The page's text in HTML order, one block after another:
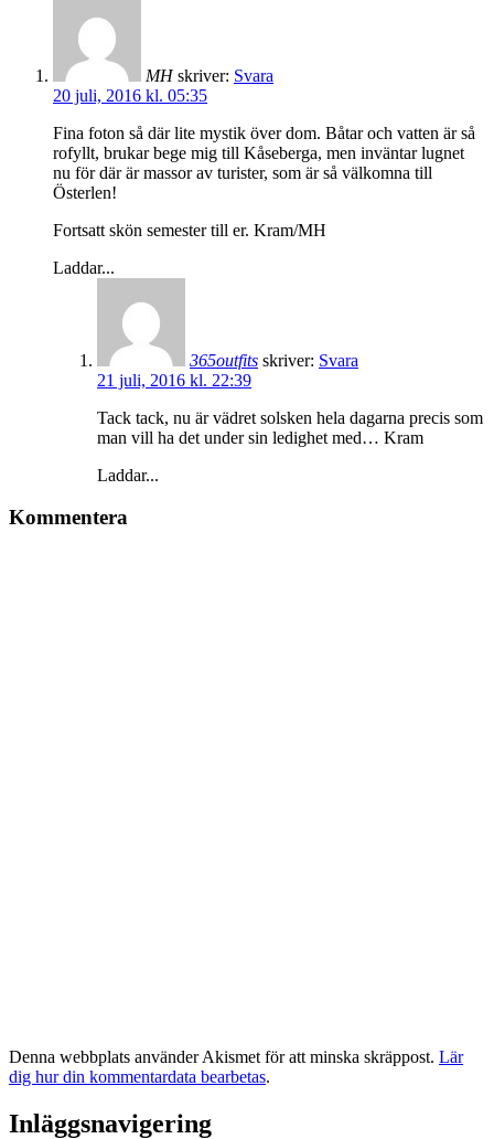
MH skriver: Svara
20 juli, 2016 kl. 05:35
Fina foton så där lite mystik över dom. Båtar och vatten är så
rofyllt, brukar bege mig till Kåseberga, men inväntar lugnet
nu för där är massor av turister, som är så välkomna till
Österlen!
Fortsatt skön semester till er. Kram/MH
Laddar...
365outfits skriver: Svara
21 juli, 2016 kl. 22:39
Tack tack, nu är vädret solsken hela dagarna precis som
man vill ha det under sin ledighet med… Kram
Laddar...
Kommentera
Denna webbplats använder Akismet för att minska skräppost. Lär
dig hur din kommentardata bearbetas.
Inläggsnavigering